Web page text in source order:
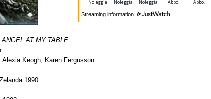
Streaming information
ANGEL AT MY TABLE
Alexia Keogh, Karen Fergusson
1990